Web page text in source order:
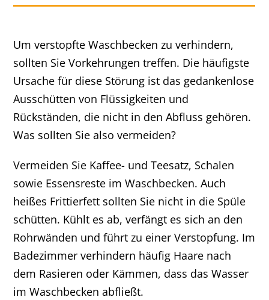
Um verstopfte Waschbecken zu verhindern,
sollten Sie Vorkehrungen treffen. Die häufigste
Ursache für diese Störung ist das gedankenlose
Ausschütten von Flüssigkeiten und
Rückständen, die nicht in den Abfluss gehören.
Was sollten Sie also vermeiden?
Vermeiden Sie Kaffee- und Teesatz, Schalen
sowie Essensreste im Waschbecken. Auch
heißes Frittierfett sollten Sie nicht in die Spüle
schütten. Kühlt es ab, verfängt es sich an den
Rohrwänden und führt zu einer Verstopfung. Im
Badezimmer verhindern häufig Haare nach
dem Rasieren oder Kämmen, dass das Wasser
im Waschbecken abfließt.